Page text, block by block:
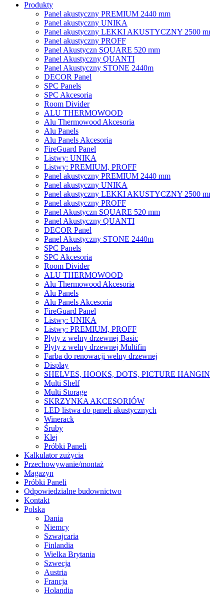
Produkty
Panel akustyczny PREMIUM 2440 mm
Panel akustyczny UNIKA
Panel akustyczny LEKKI AKUSTYCZNY 2500
Panel akustyczny PROFF
Panel Akustyczn SQUARE 520 mm
Panel Akustyczny QUANTI
Panel Akustyczny STONE 2440m
DECOR Panel
SPC Panels
SPC Akcesoria
Room Divider
ALU THERMOWOOD
Alu Thermowood Akcesoria
Alu Panels
Alu Panels Akcesoria
FireGuard Panel
Listwy: UNIKA
Listwy: PREMIUM, PROFF
Panel akustyczny PREMIUM 2440 mm
Panel akustyczny UNIKA
Panel akustyczny LEKKI AKUSTYCZNY 2500
Panel akustyczny PROFF
Panel Akustyczn SQUARE 520 mm
Panel Akustyczny QUANTI
DECOR Panel
Panel Akustyczny STONE 2440m
SPC Panels
SPC Akcesoria
Room Divider
ALU THERMOWOOD
Alu Thermowood Akcesoria
Alu Panels
Alu Panels Akcesoria
FireGuard Panel
Listwy: UNIKA
Listwy: PREMIUM, PROFF
Płyty z wełny drzewnej Basic
Płyty z wełny drzewnej Multifin
Farba do renowacji wełny drzewnej
Display
SHELVES, HOOKS, DOTS, PICTURE
Multi Shelf
Multi Storage
SKRZYNKA AKCESORIÓW
LED listwa do paneli akustycznych
Winerack
Śruby
Klej
Próbki Paneli
Kalkulator zużycia
Przechowywanie/montaż
Magazyn
Próbki Paneli
Odpowiedzialne budownictwo
Kontakt
Polska
Dania
Niemcy
Szwajcaria
Finlandia
Wielka Brytania
Szwecja
Austria
Francja
Holandia